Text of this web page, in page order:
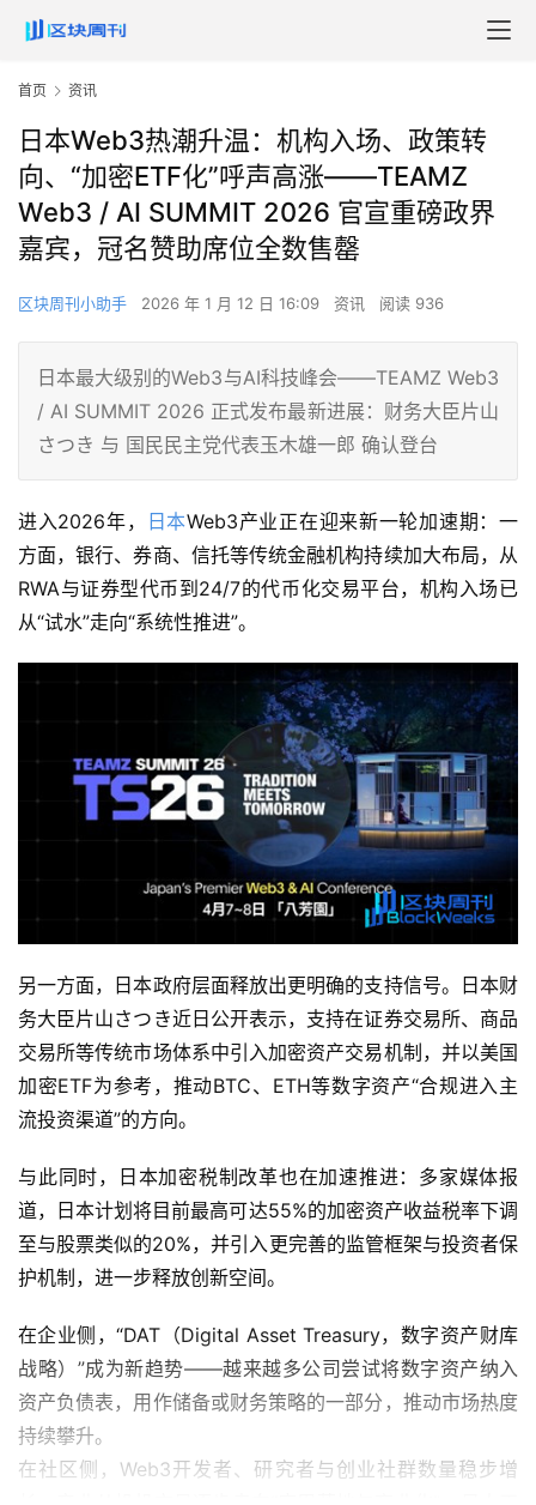
首页 资讯
日本Web3热潮升温：机构入场、政策转
向、“加密ETF化”呼声高涨——TEAMZ
Web3 / AI SUMMIT 2026 官宣重磅政界
嘉宾，冠名赞助席位全数售罄
区块周刊小助手 2026 年 1 月 12 日 16:09 资讯 阅读 936
日本最大级别的Web3与AI科技峰会——TEAMZ Web3
/ AI SUMMIT 2026 正式发布最新进展：财务大臣片山
さつき 与 国民民主党代表玉木雄一郎 确认登台
进入2026年， 日本Web3产业正在迎来新一轮加速期：一
方面，银行、券商、信托等传统金融机构持续加大布局，从
RWA与证券型代币到24/7的代币化交易平台，机构入场已
从“试水”走向“系统性推进”。
另一方面，日本政府层面释放出更明确的支持信号。日本财
务大臣片山さつき近日公开表示，支持在证券交易所、商品
交易所等传统市场体系中引入加密资产交易机制，并以美国
加密ETF为参考，推动BTC、ETH等数字资产“合规进入主
流投资渠道”的方向。
与此同时，日本加密税制改革也在加速推进：多家媒体报
道，日本计划将目前最高可达55%的加密资产收益税率下调
至与股票类似的20%，并引入更完善的监管框架与投资者保
护机制，进一步释放创新空间。
在企业侧，“DAT（Digital Asset Treasury，数字资产财库
战略）”成为新趋势——越来越多公司尝试将数字资产纳入
资产负债表，用作储备或财务策略的一部分，推动市场热度
持续攀升。
在社区侧，Web3开发者、研究者与创业社群数量稳步增